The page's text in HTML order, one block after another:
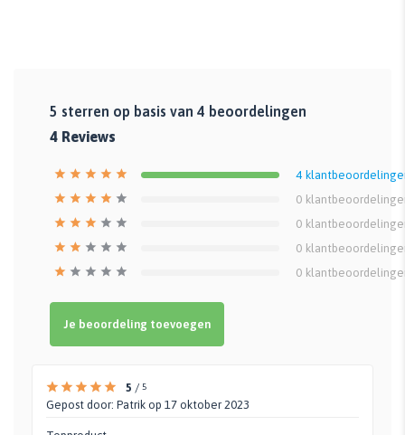
5 sterren op basis van 4 beoordelingen
4 Reviews
4
0
0
0
0
Je beoordeling toevoegen
5 / 5
Gepost door: Patrik op 17 oktober 2023